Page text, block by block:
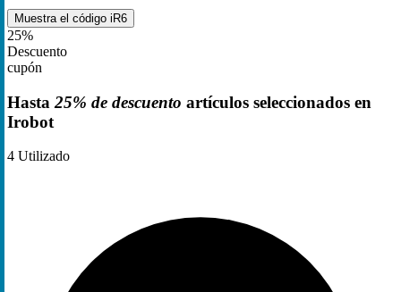
Muestra el código iR6
25%
Descuento
cupón
Hasta 25% de descuento artículos seleccionados en
Irobot
4 Utilizado